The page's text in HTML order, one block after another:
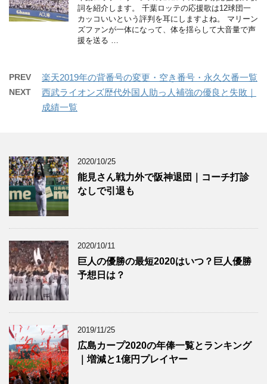
詞を紹介します。 千葉ロッテの応援歌は12球団一
カッコいいという評判を耳にしますよね。 マリーン
ズファンが一体になって、体を揺らして大音量で声
援を送る …
PREV 楽天2019年の背番号の変更・空き番号・永久欠番一覧
NEXT
西武ライオンズ歴代外国人助っ人補強の優良と失敗｜
成績一覧
2020/10/25
能見さん戦力外で阪神退団｜コーチ打診
なしで引退も
2020/10/11
巨人の優勝の最短2020はいつ？巨人優勝
予想日は？
2019/11/25
広島カープ2020の年俸一覧とランキング
｜増減と1億円プレイヤー